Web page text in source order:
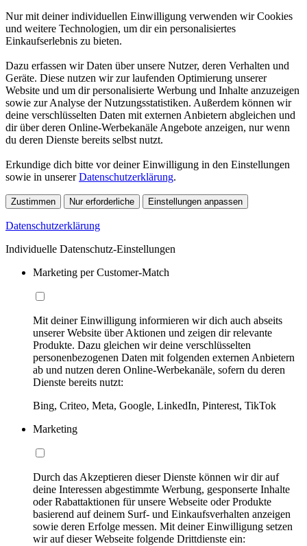
Nur mit deiner individuellen Einwilligung verwenden wir Cookies
und weitere Technologien, um dir ein personalisiertes
Einkaufserlebnis zu bieten.
Dazu erfassen wir Daten über unsere Nutzer, deren Verhalten und
Geräte. Diese nutzen wir zur laufenden Optimierung unserer
Website und um dir personalisierte Werbung und Inhalte anzuzeigen
sowie zur Analyse der Nutzungsstatistiken. Außerdem können wir
deine verschlüsselten Daten mit externen Anbietern abgleichen und
dir über deren Online-Werbekanäle Angebote anzeigen, nur wenn
du deren Dienste bereits selbst nutzt.
Erkundige dich bitte vor deiner Einwilligung in den Einstellungen
sowie in unsererDatenschutzerklärung.
Zustimmen Nur erforderliche Einstellungen anpassen
Datenschutzerklärung
Individuelle Datenschutz-Einstellungen
Marketing per Customer-Match
Mit deiner Einwilligung informieren wir dich auch abseits
unserer Website über Aktionen und zeigen dir relevante
Produkte. Dazu gleichen wir deine verschlüsselten
personenbezogenen Daten mit folgenden externen Anbietern
ab und nutzen deren Online-Werbekanäle, sofern du deren
Dienste bereits nutzt:
Bing, Criteo, Meta, Google, LinkedIn, Pinterest, TikTok
Marketing
Durch das Akzeptieren dieser Dienste können wir dir auf
deine Interessen abgestimmte Werbung, gesponserte Inhalte
oder Rabattaktionen für unsere Webseite oder Produkte
basierend auf deinem Surf- und Einkaufsverhalten anzeigen
sowie deren Erfolge messen. Mit deiner Einwilligung setzen
wir auf dieser Webseite folgende Drittdienste ein: